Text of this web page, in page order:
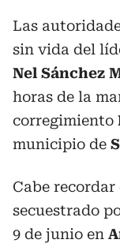
Las
sin vida del
Nel Sánchez
horas de la
corregimiento
municipio de
Cabe
secuestrado
9 de junio en